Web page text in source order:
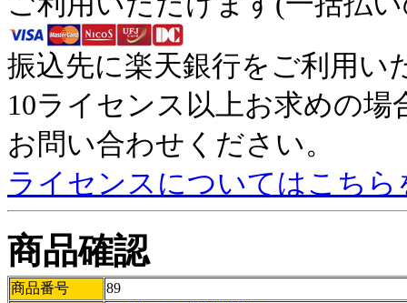
振込先に楽天銀行をご利用い
10ライセンス以上お求めの
お問い合わせください。
ライセンスについてはこち
商品確認
商品番号 89